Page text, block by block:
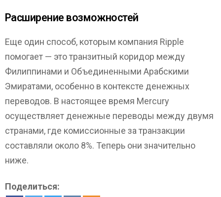
Расширение возможностей
Еще один способ, которым компания Ripple
помогает — это транзитный коридор между
Филиппинами и Объединенными Арабскими
Эмиратами, особенно в контексте денежных
переводов. В настоящее время Mercury
осуществляет денежные переводы между двумя
странами, где комиссионные за транзакции
составляли около 8%. Теперь они значительно
ниже.
Поделиться: